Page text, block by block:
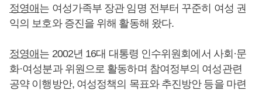
정영애 는 여성가족부 장관 임명 전부터 꾸준히 여성 권
익의 보호와 증진을 위해 활동해 왔다.
정영애 는 2002년 16대 대통령 인수위원회에서 사회·문
화·여성분과 위원으로 활동하며 참여정부의 여성관련
공약 이행방안, 여성정책의 목표와 추진방안 등을 마련